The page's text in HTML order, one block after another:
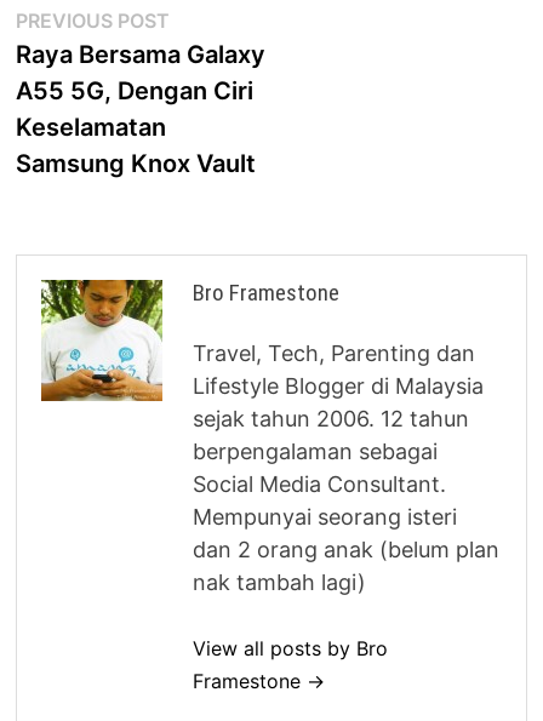
Post
navigation
PREVIOUS POST
post:
Raya Bersama Galaxy
A55 5G, Dengan Ciri
Keselamatan
Samsung Knox Vault
Bro Framestone
Travel, Tech, Parenting dan
Lifestyle Blogger di Malaysia
sejak tahun 2006. 12 tahun
berpengalaman sebagai
Social Media Consultant.
Mempunyai seorang isteri
dan 2 orang anak (belum plan
nak tambah lagi)
View all posts by Bro
Framestone →